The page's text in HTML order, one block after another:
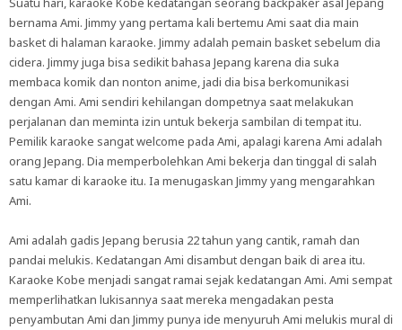
bernama Ami. Jimmy yang pertama kali bertemu Ami saat dia main
basket di halaman karaoke. Jimmy adalah pemain basket sebelum dia
cidera. Jimmy juga bisa sedikit bahasa Jepang karena dia suka
membaca komik dan nonton anime, jadi dia bisa berkomunikasi
dengan Ami. Ami sendiri kehilangan dompetnya saat melakukan
perjalanan dan meminta izin untuk bekerja sambilan di tempat itu.
Pemilik karaoke sangat welcome pada Ami, apalagi karena Ami adalah
orang Jepang. Dia memperbolehkan Ami bekerja dan tinggal di salah
satu kamar di karaoke itu. Ia menugaskan Jimmy yang mengarahkan
Ami.
Ami adalah gadis Jepang berusia 22 tahun yang cantik, ramah dan
pandai melukis. Kedatangan Ami disambut dengan baik di area itu.
Karaoke Kobe menjadi sangat ramai sejak kedatangan Ami. Ami sempat
memperlihatkan lukisannya saat mereka mengadakan pesta
penyambutan Ami dan Jimmy punya ide menyuruh Ami melukis mural di